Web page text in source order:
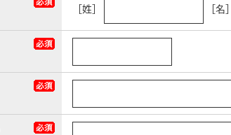
［姓］ ［名］